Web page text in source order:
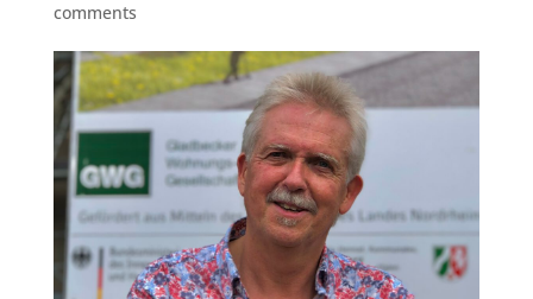
comments